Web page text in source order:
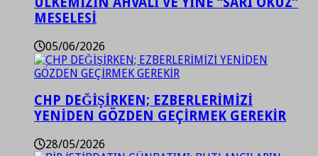
MESELESİ
05/06/2026
CHP DEĞİŞİRKEN; EZBERLERİMİZİ
YENİDEN GÖZDEN GEÇİRMEK GEREKİR
28/05/2026